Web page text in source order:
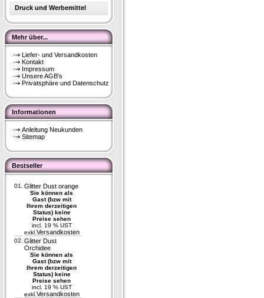
Druck und Werbemittel
Mehr über...
Liefer- und Versandkosten
Kontakt
Impressum
Unsere AGB's
Privatsphäre und Datenschutz
Informationen
Anleitung Neukunden
Sitemap
Bestseller
01. Glitter Dust orange
Sie können als
Gast (bzw mit
Ihrem derzeitigen
Status) keine
Preise sehen
incl. 19 % UST
exkl. Versandkosten
02. Glitter Dust
Orchidee
Sie können als
Gast (bzw mit
Ihrem derzeitigen
Status) keine
Preise sehen
incl. 19 % UST
exkl. Versandkosten